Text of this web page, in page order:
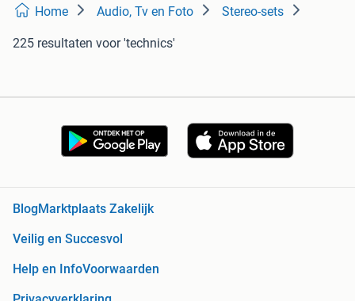
Home Audio, Tv en Foto Stereo-sets
225 resultaten voor 'technics'
BlogMarktplaats Zakelijk
Veilig en Succesvol
Help en InfoVoorwaarden